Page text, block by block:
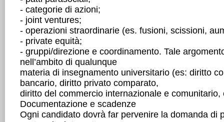
- categorie di azioni;
- joint ventures;
- operazioni straordinarie (es. fusioni, scissioni,
- private equità;
- gruppi/direzione e coordinamento. Tale
nell’ambito di qualunque
materia di insegnamento universitario (es: diritto
bancario, diritto privato comparato,
diritto del commercio internazionale e comunitario,
Documentazione e scadenze
Ogni candidato dovrà far pervenire la domanda di